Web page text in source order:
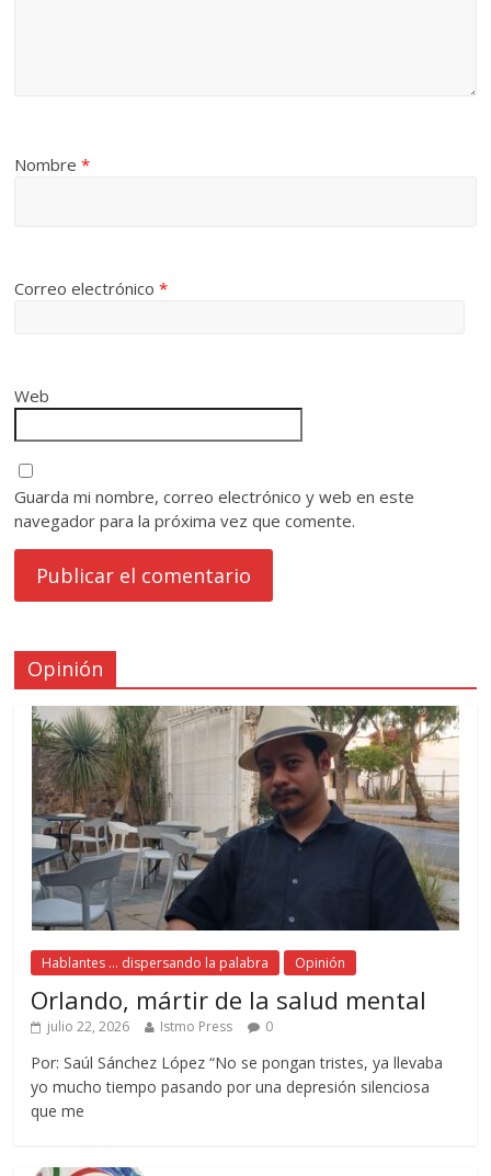
Nombre*
Correo electrónico*
Web
Guarda mi nombre, correo electrónico y web en este
navegador para la próxima vez que comente.
Opinión
Hablantes ... dispersando la palabra Opinión
Orlando, mártir de la salud mental
julio 22, 2026 Istmo Press 0
Por: Saúl Sánchez López “No se pongan tristes, ya llevaba
yo mucho tiempo pasando por una depresión silenciosa
que me